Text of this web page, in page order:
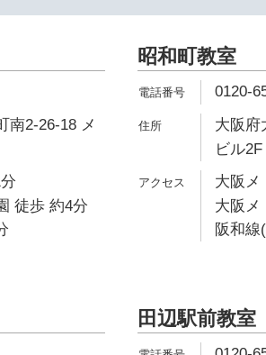
南2-26-18 メ
徒歩 約4分
昭和町教室
0120-
大阪府
ビル2F
大阪メ
大阪メ
阪和線
田辺駅前教室